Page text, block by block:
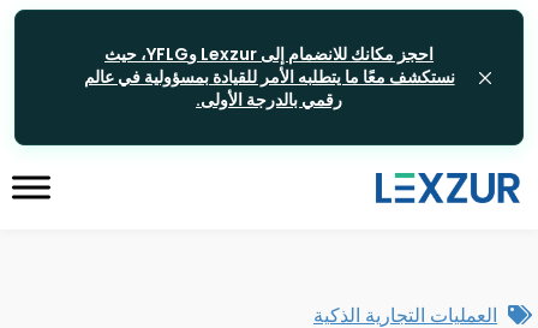
احجز مكانك للانضمام إلى Lexzur وYFLG، حيث
نستكشف معًا ما يتطلبه الأمر للقيادة بمسؤولية في عالم
رقمي بالدرجة الأولى.
العمليات التجارية الذكية